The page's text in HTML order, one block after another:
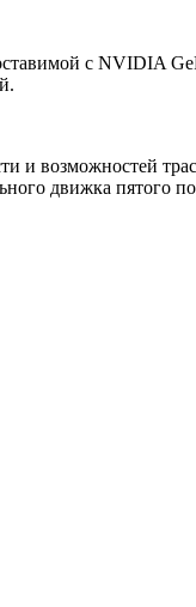
с NVIDIA
и возможностей
движка пятого